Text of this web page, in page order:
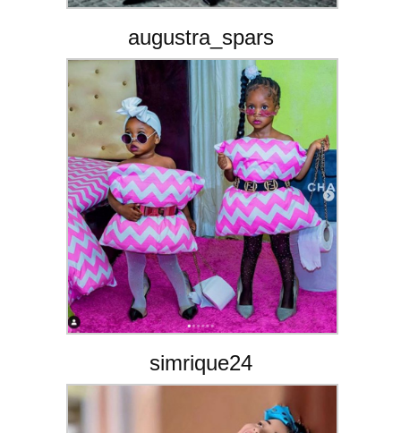
augustra_spars
simrique24